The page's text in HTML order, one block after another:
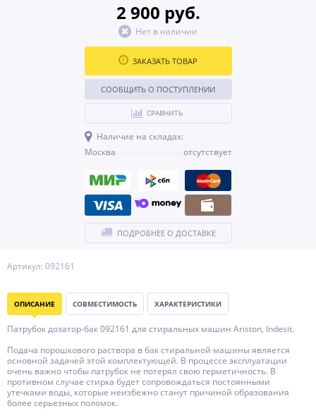
Артикул: 092161
2 900 руб.
Нет в наличии
ЗАКАЗАТЬ ТОВАР
СООБЩИТЬ О ПОСТУПЛЕНИИ
СРАВНИТЬ
Наличие на складах:
Москва
отсутствует
ПОДРОБНЕЕ О ДОСТАВКЕ
ОПИСАНИЕ СОВМЕСТИМОСТЬ ХАРАКТЕРИСТИКИ
Патрубок дозатор-бак 092161 для стиральных машин Ariston, Indesit.
Подача порошкового раствора в бак стиральной машины является
основной задачей этой комплектующей. В процессе эксплуатации
очень важно чтобы патрубок не потерял свою герметичность. В
противном случае стирка будет сопровождаться постоянными
утечками воды, которые неизбежно станут причиной образования
более серьезных поломок.